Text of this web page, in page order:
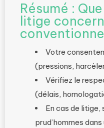
Résumé :
litige
Votre
(pressions,
Vérifiez le
(délais,
En cas de litige,
prud’hommes dans